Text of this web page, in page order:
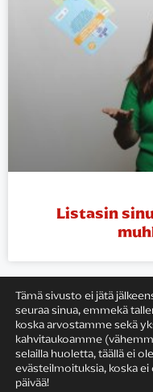
Listasin
Tämä sivusto ei jätä
seuraa sinua, emmekä
koska arvostamme sekä
kahvitaukoamme
selailla huoletta, täällä ei
evästeilmoituksia, koska
päivää!